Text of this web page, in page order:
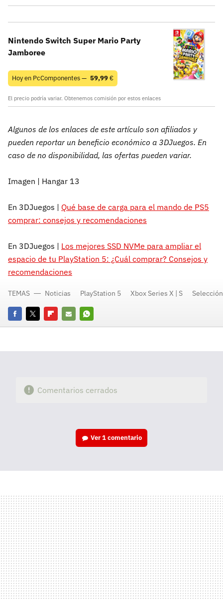
Nintendo Switch Super Mario Party
Jamboree
Hoy en PcComponentes — 59,99€
El precio podría variar. Obtenemos comisión por estos enlaces
Algunos de los enlaces de este artículo son afiliados y
pueden reportar un beneficio económico a 3DJuegos. En
caso de no disponibilidad, las ofertas pueden variar.
Imagen | Hangar 13
En 3DJuegos | Qué base de carga para el mando de PS5
comprar: consejos y recomendaciones
En 3DJuegos | Los mejores SSD NVMe para ampliar el
espacio de tu PlayStation 5: ¿Cuál comprar? Consejos y
recomendaciones
FacebookTwitterFlipboard
E-
Whatsapp
TEMAS Noticias PlayStation 5 Xbox Series X | S Selección
Comentarios cerrados
Ver1 comentario